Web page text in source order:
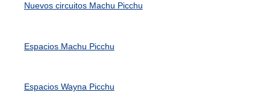
Nuevos circuitos Machu Picchu
Espacios Machu Picchu
Espacios Wayna Picchu